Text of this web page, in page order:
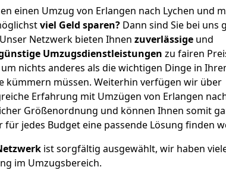
einen Umzug von Erlangen nach Lychen und
viel Geld sparen? Dann sind Sie bei uns
Netzwerk bieten Ihnen zuverlässige und
Umzugsdienstleistungen zu fairen
um nichts anderes als die wichtigen Dinge in
kümmern müssen. Weiterhin verfügen wir über
Erfahrung mit Umzügen von Erlangen
Größenordnung und können Ihnen somit
für jedes Budget eine passende Lösung finden
ist sorgfältig ausgewählt, wir haben
im Umzugsbereich.